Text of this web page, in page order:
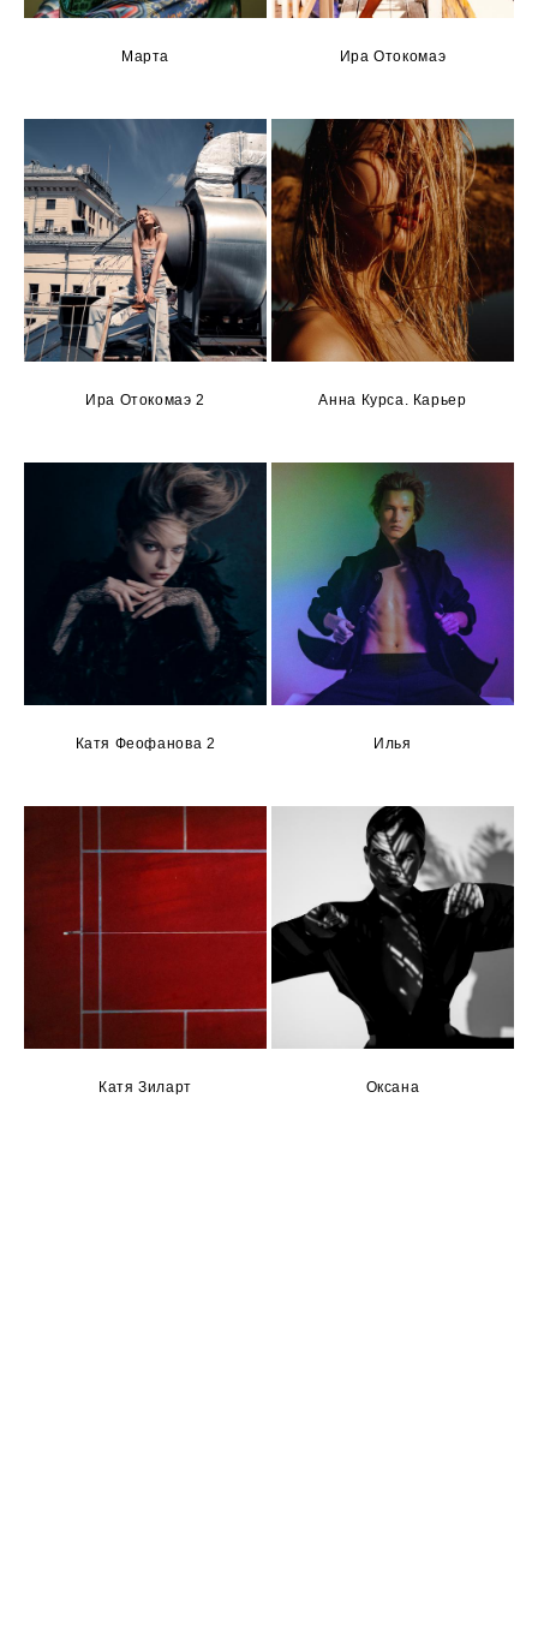
Марта Ира Отокомаэ
Ира Отокомаэ 2 Анна Курса. Карьер
Катя Феофанова 2 Илья
Катя Зиларт Оксана